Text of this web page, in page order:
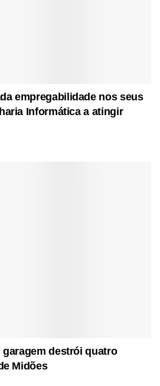
empregabilidade nos seus
Informática a atingir
destrói quatro
Midões